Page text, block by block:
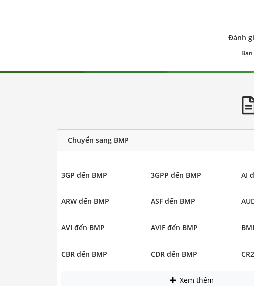
Đánh
Chuyển sang BMP
3GP đến BMP 3GPP đến BMP AI
ARW đến BMP ASF đến BMP
AVI đến BMP AVIF đến BMP
CBR đến BMP CDR đến BMP
Xem thêm